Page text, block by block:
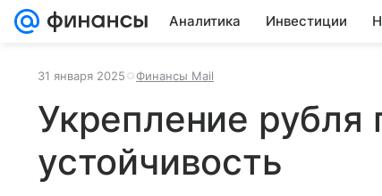
Аналитика Инвестиции
31 января 2025 Финансы Mail
Укрепление рубля
устойчивость